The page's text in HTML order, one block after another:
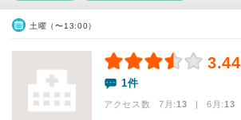
土曜（〜13:00）
3.44
1件
アクセス数 7月:13 | 6月:13